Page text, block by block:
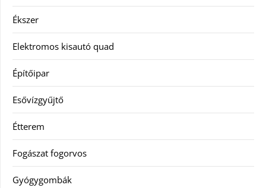
Ékszer
Elektromos kisautó quad
Építőipar
Esővízgyűjtő
Étterem
Fogászat fogorvos
Gyógygombák